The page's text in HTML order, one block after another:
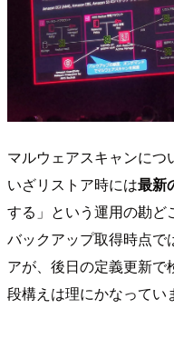
マルウェアスキャンにつ
いざリストア時には最新
する」という運用の勘ど
バックアップ取得時点で
アが、後日の定義更新
段構えは理にかなってい